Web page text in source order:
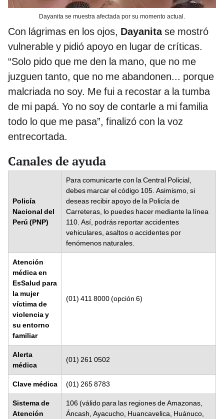
Dayanita se muestra afectada por su momento actual.
Con lágrimas en los ojos, Dayanitase mostró
vulnerable y pidió apoyo en lugar de críticas.
“Solo pido que me den la mano, que no me
juzguen tanto, que no me abandonen... porque
malcriada no soy. Me fui a recostar a la tumba
de mi papá. Yo no soy de contarle a mi familia
todo lo que me pasa”, finalizó con la voz
entrecortada.
Canales de ayuda
Policía
Nacional del
Perú (PNP)
Para comunicarte con la Central Policial,
debes marcar el código 105. Asimismo, si
deseas recibir apoyo de la Policía de
Carreteras, lo puedes hacer mediante la línea
110. Así, podrás reportar accidentes
vehiculares, asaltos o accidentes por
fenómenos naturales.
Atención
médica en
EsSalud para
la mujer
víctima de
violencia y
su entorno
familiar
(01) 411 8000 (opción 6)
Alerta
médica
(01) 261 0502
Clave médica (01) 265 8783
Sistema de
Atención
106 (válido para las regiones de Amazonas,
Áncash, Ayacucho, Huancavelica, Huánuco,